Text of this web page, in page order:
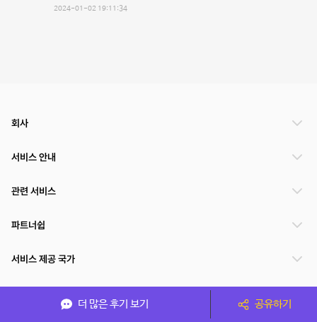
2024-01-02 19:11:34
더 많은 후기 보기 공유하기
회사
서비스 안내
관련 서비스
파트너쉽
서비스 제공 국가
(주)NSPACE 사업자정보